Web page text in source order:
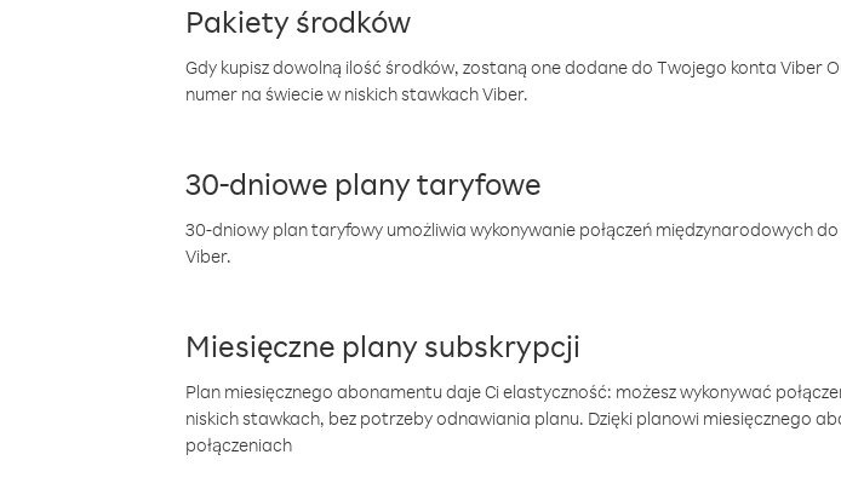
Pakiety środków
Gdy kupisz dowolną ilość środków, zostaną one dodane do Twojego konta Viber
numer na świecie w niskich stawkach Viber.
30-dniowe plany taryfowe
30-dniowy plan taryfowy umożliwia wykonywanie połączeń międzynarodowych
Viber.
Miesięczne plany subskrypcji
Plan miesięcznego abonamentu daje Ci elastyczność: możesz wykonywać
niskich stawkach, bez potrzeby odnawiania planu. Dzięki planowi miesięcznego
połączeniach